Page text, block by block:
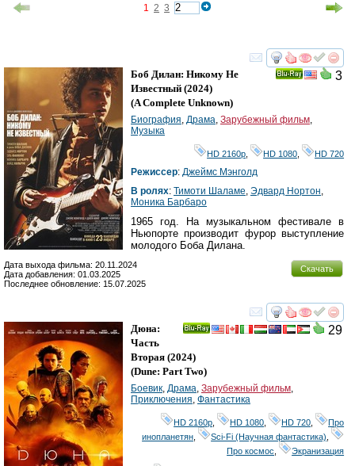
1 2 3
смотреть
3
Боб Дилан: Никому Не
Известный (2024)
(A Complete Unknown)
Биография Драма Зарубежный фильм
Музыка
HD 2160р HD 1080 HD 720
Режиссер: Джеймс Мэнголд
В ролях: Тимоти Шаламе Эдвард Нортон
Моника Барбаро
1965 год. На музыкальном фестивале в
Ньюпорте производит фурор выступление
молодого Боба Дилана.
Скачать
Дата выхода фильма: 20.11.2024
Дата добавления: 01.03.2025
Последнее обновление: 15.07.2025
смотреть
29
Дюна:
Часть
Вторая (2024)
(Dune: Part Two)
Боевик Драма Зарубежный фильм
Приключения Фантастика
HD 2160р HD 1080 HD 720
Про
инопланетян
Sci-Fi (Научная фантастика)
Про космос
Экранизация